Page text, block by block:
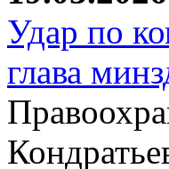
Удар по
глава